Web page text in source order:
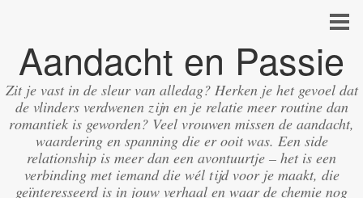
Aandacht en Passie
Zit je vast in de sleur van alledag? Herken je het gevoel dat
de vlinders verdwenen zijn en je relatie meer routine dan
romantiek is geworden? Veel vrouwen missen de aandacht,
waardering en spanning die er ooit was. Een side
relationship is meer dan een avontuurtje – het is een
verbinding met iemand die wél tijd voor je maakt, die
geïnteresseerd is in jouw verhaal en waar de chemie nog